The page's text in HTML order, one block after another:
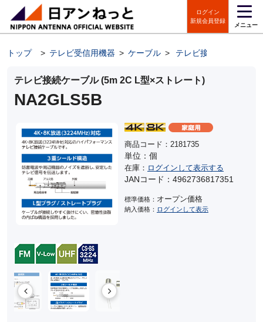
ログイン
新規会員登録
メニュー
トップ > テレビ受信用機器 > ケーブル > テレビ接続ケーブル
テレビ接続ケーブル (5m 2C L型×ストレート)
NA2GLS5B
商品コード：2181735
単位：個
在庫： ログインして表示する
JANコード：4962736817351
標準価格： オープン価格
納入価格： ログインして表示